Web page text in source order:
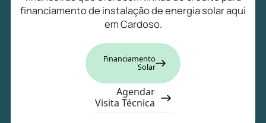
financiamento de instalação de energia solar aqui
em Cardoso.
Financiamento
Solar
Agendar
Visita Técnica